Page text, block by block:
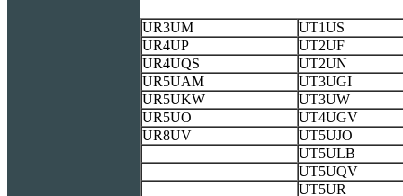
UR3UM
UT1US
UR4UP
UT2UF
UR4UQS
UT2UN
UR5UAM
UT3UGI
UR5UKW
UT3UW
UR5UO
UT4UGV
UR8UV
UT5UJO
UT5ULB
UT5UQV
UT5UR